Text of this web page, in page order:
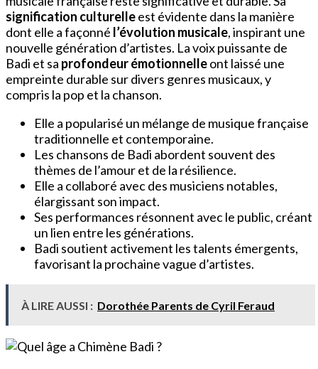
signification culturelleest évidente dans la manière
dont elle a façonné l’évolution musicale, inspirant une
nouvelle génération d’artistes. La voix puissante de
Badi et sa profondeur émotionnelleont laissé une
empreinte durable sur divers genres musicaux, y
compris la pop et la chanson.
Elle a popularisé un mélange de musique française
traditionnelle et contemporaine.
Les chansons de Badi abordent souvent des
thèmes de l’amour et de la résilience.
Elle a collaboré avec des musiciens notables,
élargissant son impact.
Ses performances résonnent avec le public, créant
un lien entre les générations.
Badi soutient activement les talents émergents,
favorisant la prochaine vague d’artistes.
À LIRE AUSSI : Dorothée Parents de Cyril Feraud